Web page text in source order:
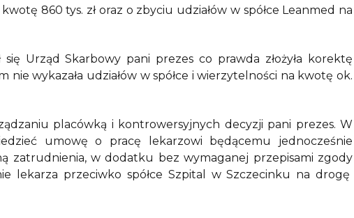
860 tys. zł oraz o zbyciu udziałów w spółce Leanmed na
się Urząd Skarbowy pani prezes co prawda złożyła korektę
wykazała udziałów w spółce i wierzytelności na kwotę ok.
placówką i kontrowersyjnych decyzji pani prezes. W
umowę o pracę lekarzowi będącemu jednocześnie
zatrudnienia, w dodatku bez wymaganej przepisami zgody
lekarza przeciwko spółce Szpital w Szczecinku na drogę